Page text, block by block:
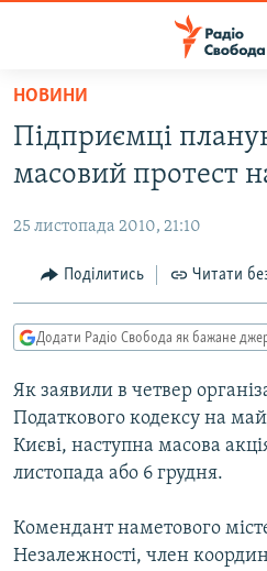
Перейти
основного
матеріалу
до
навігації
Перейти
до
ВСЕ ЗА ДОБУ
ПОЛІТИКА
ЕКОНОМІКА
КУЛЬТУРА
СПОРТ
УКРАЇНА
СВІТ
ВІЙНА
РОСІЙСЬКА «ФІЛЬТРАЦІЯ»
КРИМ.РЕАЛІЇ
ТИ ЯК?
СХЕМИ
ПРИАЗОВ’Я
МУЛЬТИМЕДІА
НОВИНИ
Підприємці
масовий протест
25 листопада 2010, 21:10
Поділитись Читати
Додати Радіо Свобода як бажане
Як заявили в четвер
Податкового кодексу на
Києві, наступна масова
листопада або 6 грудня.
Комендант наметового
Незалежності, член